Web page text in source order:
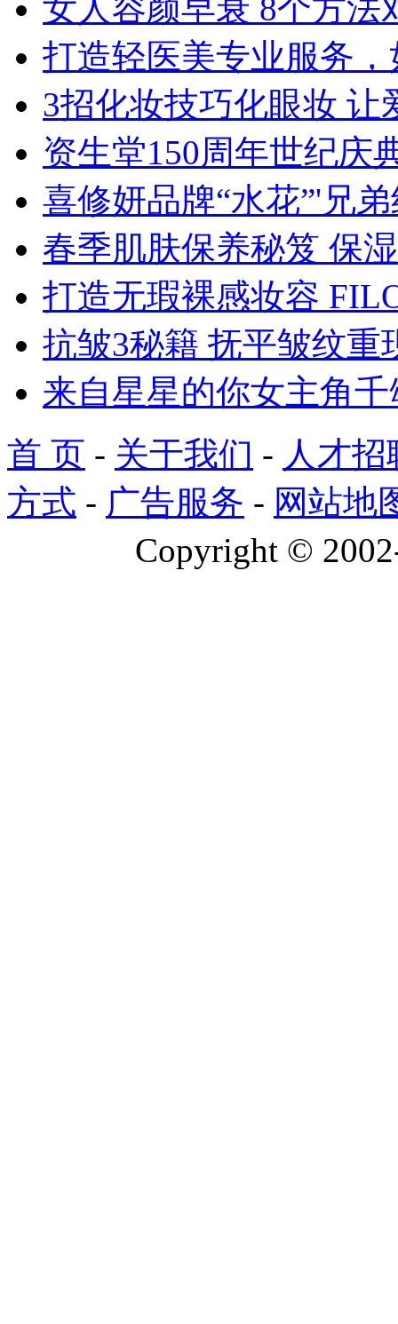
女人容颜早衰 8个方法
打造轻医美专业服务
3招化妆技巧化眼妆 让
资生堂150周年世纪庆
喜修妍品牌“水花”'兄
春季肌肤保养秘笈 保
打造无瑕裸感妆容
抗皱3秘籍 抚平皱纹重
来自星星的你女主角
首 页 - 关于我们 - 人才招
方式 - 广告服务 - 网站地
Copyright ©